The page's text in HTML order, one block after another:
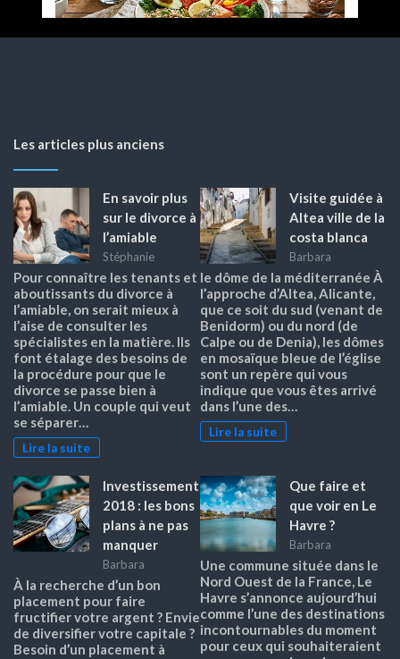
Les articles plus anciens
En savoir plus
sur le divorce à
l’amiable
Stéphanie
Pour connaître les tenants et
aboutissants du divorce à
l’amiable, on serait mieux à
l’aise de consulter les
spécialistes en la matière. Ils
font étalage des besoins de
la procédure pour que le
divorce se passe bien à
l’amiable. Un couple qui veut
se séparer…
Lire la suite
Visite guidée à
Altea ville de la
costa blanca
Barbara
le dôme de la méditerranée À
l’approche d’Altea, Alicante,
que ce soit du sud (venant de
Benidorm) ou du nord (de
Calpe ou de Denia), les dômes
en mosaïque bleue de l’église
sont un repère qui vous
indique que vous êtes arrivé
dans l’une des…
Lire la suite
Investissement
2018 : les bons
plans à ne pas
manquer
Barbara
À la recherche d’un bon
placement pour faire
fructifier votre argent ? Envie
de diversifier votre capitale ?
Besoin d’un placement à
Que faire et
que voir en Le
Havre ?
Barbara
Une commune située dans le
Nord Ouest de la France, Le
Havre s’annonce aujourd’hui
comme l’une des destinations
incontournables du moment
pour ceux qui souhaiteraient